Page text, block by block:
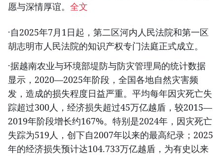
愿与深情厚谊。 全文
·自2025年7月1日起，第二区河内人民法院和第一区
胡志明市人民法院的知识产权专门法庭正式成立。​
·据越南农业与环境部堤防与防灾管理局的统计数据
显示，2020—2025年阶段，全国各地自然灾害频
发，造成的损失程度日益严重。平均每年因灾死亡失
踪超过300人，经济损失超过45万亿越盾，较2015—
2019年阶段增长约167%。特别是2024年，因灾死亡
失踪为519人，创下自2007年以来的最高纪录；2025
年的经济损失预计达104.733万亿越盾，为有史以来